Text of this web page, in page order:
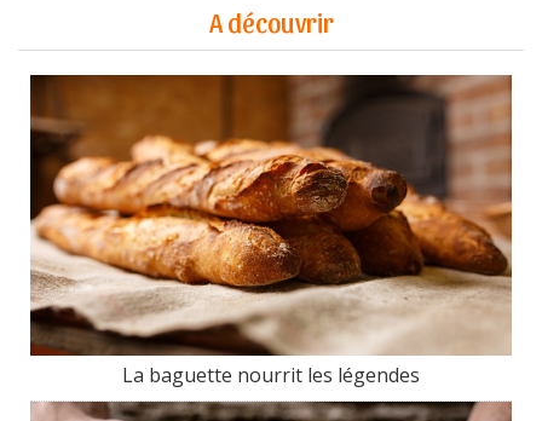
A découvrir
La baguette nourrit les légendes